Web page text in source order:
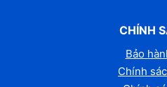
CHÍNH
Bảo
Chính